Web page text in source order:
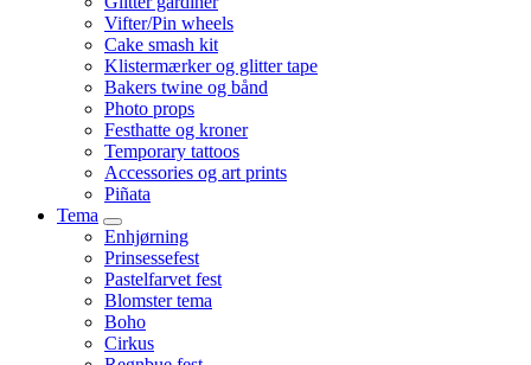
Vifter/Pin wheels
Cake smash kit
Klistermærker og glitter tape
Bakers twine og bånd
Photo props
Festhatte og kroner
Temporary tattoos
Accessories og art prints
Piñata
Tema
Enhjørning
Prinsessefest
Pastelfarvet fest
Blomster tema
Boho
Cirkus